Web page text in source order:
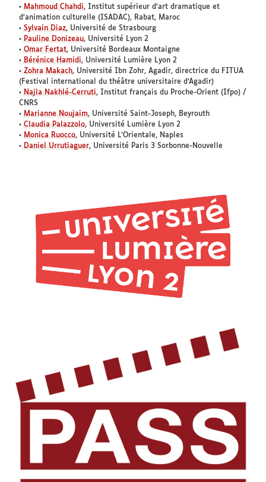
• Mahmoud Chahdi, Institut supérieur d’art dramatique et
d’animation culturelle (ISADAC), Rabat, Maroc
• Sylvain Diaz, Université de Strasbourg
• Pauline Donizeau, Université Lyon 2
• Omar Fertat, Université Bordeaux Montaigne
• Bérénice Hamidi, Université Lumière Lyon 2
• Zohra Makach, Université Ibn Zohr, Agadir, directrice du FITUA
(Festival international du théâtre universitaire d’Agadir)
• Najla Nakhlé-Cerruti, Institut français du Proche-Orient (Ifpo) /
CNRS
• Marianne Noujaim, Université Saint-Joseph, Beyrouth
• Claudia Palazzolo, Université Lumière Lyon 2
• Monica Ruocco, Université L’Orientale, Naples
• Daniel Urrutiaguer, Université Paris 3 Sorbonne-Nouvelle